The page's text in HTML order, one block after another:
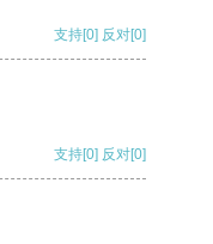
支持[0] 反对[0]
支持[0] 反对[0]